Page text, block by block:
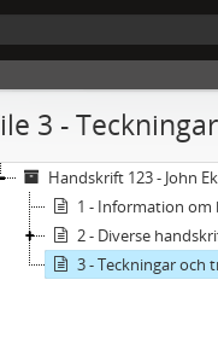
3 -
Handskrift 123 - John
1 - Information om
2 - Diverse
3 - Teckningar och